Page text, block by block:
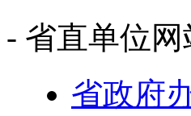
- 省直单位网
省政府